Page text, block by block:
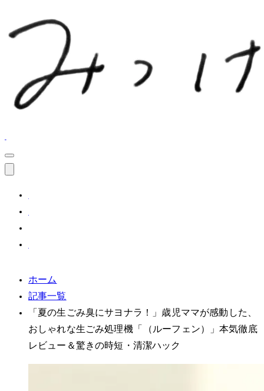
ホーム
記事一覧
「夏の生ごみ臭にサヨナラ！」3歳児ママが感動した、
おしゃれな生ごみ処理機「loofen（ルーフェン）」本気徹底
レビュー＆驚きの時短・清潔ハック